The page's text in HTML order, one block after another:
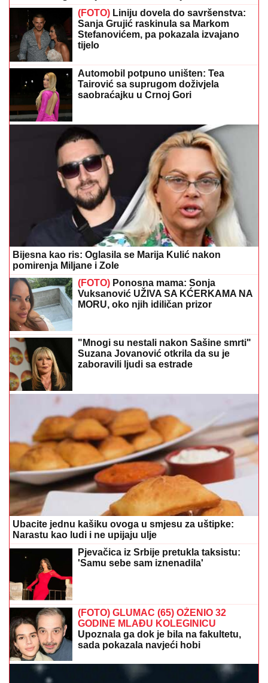
(FOTO) Liniju dovela do savršenstva:
Sanja Grujić raskinula sa Markom
Stefanovićem, pa pokazala izvajano
tijelo
Automobil potpuno uništen: Tea
Tairović sa suprugom doživjela
saobraćajku u Crnoj Gori
Bijesna kao ris: Oglasila se Marija Kulić nakon
pomirenja Miljane i Zole
(FOTO) Ponosna mama: Sonja
Vuksanović UŽIVA SA KĆERKAMA NA
MORU, oko njih idiličan prizor
"Mnogi su nestali nakon Sašine smrti"
Suzana Jovanović otkrila da su je
zaboravili ljudi sa estrade
Ubacite jednu kašiku ovoga u smjesu za uštipke:
Narastu kao ludi i ne upijaju ulje
Pjevačica iz Srbije pretukla taksistu:
'Samu sebe sam iznenadila'
(FOTO) GLUMAC (65) OŽENIO 32
GODINE MLAĐU KOLEGINICU
Upoznala ga dok je bila na fakultetu,
sada pokazala navjeći hobi